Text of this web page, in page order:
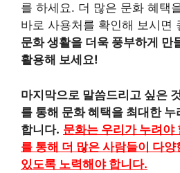
를 하세요. 더 많은 문화 혜택
바로 사용처를 확인해 보시면
문화 생활을 더욱 풍부하게 만
활용해 보세요!
마지막으로 말씀드리고 싶은
를 통해 문화 혜택을 최대한 누
합니다. 문화는 우리가 누려야
를 통해 더 많은 사람들이 다
있도록 노력해야 합니다.